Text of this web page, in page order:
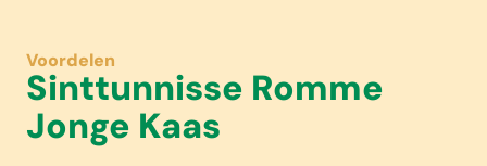
Voordelen
Sinttunnisse Romme
Jonge Kaas